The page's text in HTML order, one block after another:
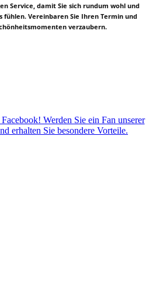
Service, damit Sie sich rundum wohl und
Vereinbaren Sie Ihren Termin und
verzaubern.
Werden Sie ein Fan unserer
erhalten Sie besondere Vorteile.